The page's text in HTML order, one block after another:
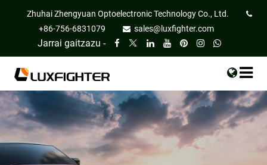
Zhuhai Zhengyuan Optoelectronic Technology Co., Ltd.
+86-756-6831079
sales@luxfighter.com
Jarrai gaitzazu -